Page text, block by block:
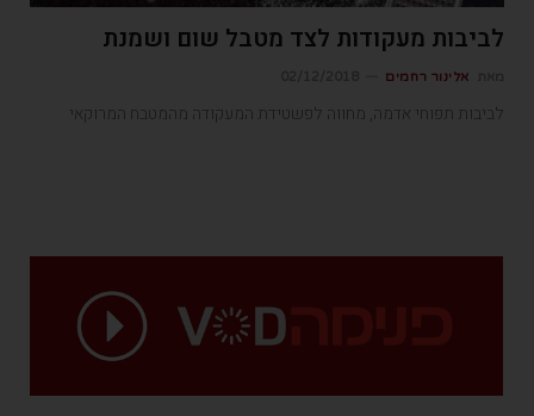
לביבות מעקודות לצד מטבל שום ושמנת
אלינור רחמים
לביבות תפוחי אדמה, מחווה לפשטידת המעקודה מהמטבח המרוקאי